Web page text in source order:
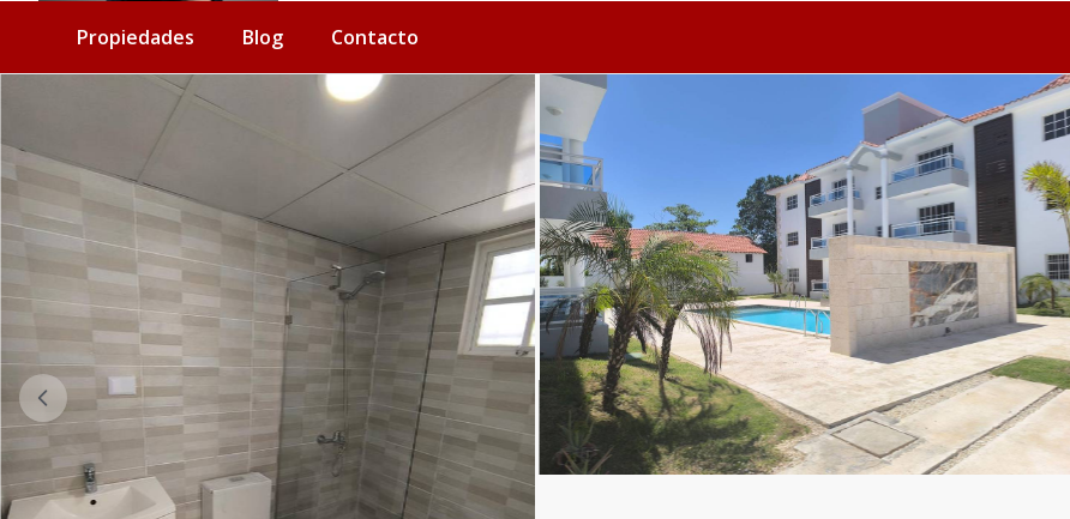
Propiedades Blog Contacto